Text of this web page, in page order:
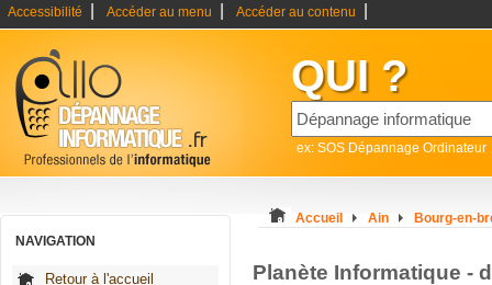
Accessibilité Accéder au menu Accéder au contenu
QUI ?
ex: SOS Dépannage Ordinateur
NAVIGATION
Retour à l'accueil
Accueil Ain Bourg-en-
Planète Informatique -